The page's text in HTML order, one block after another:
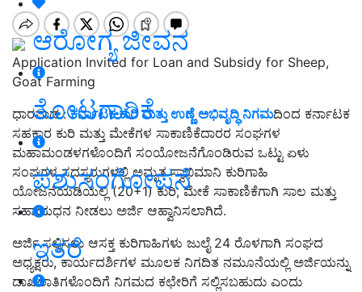
ಆರೋಗ್ಯ ಜೀವನ
ತೋಟಗಾರಿಕೆ
ಪಶುಸಂಗೋಪನೆ
ಇತರೆ
Application Invited for Loan and Subsidy for Sheep,
Goat Farming
ಧಾರವಾಡ :ಕರ್ನಾಟಕ ಕುರಿ ಮತ್ತು ಉಣ್ಣೆ ಅಭಿವೃದ್ಧಿ ನಿಗಮದಿಂದ ಕರ್ನಾಟಕ
ಸಹಕಾರ ಕುರಿ ಮತ್ತು ಮೇಕೆಗಳ ಸಾಕಾಣಿಕೆದಾರರ ಸಂಘಗಳ
ಮಹಾಮಂಡಳಗಳೊಂದಿಗೆ ಸಂಯೋಜನೆಗೊಂಡಿರುವ ಒಟ್ಟು ಏಳು
ಸಂಘಗಳ ಸದಸ್ಯರುಗಳಲ್ಲಿ ಅಮೃತ ಸ್ವಾಭಿಮಾನಿ ಕುರಿಗಾಹಿ
ಯೋಜನೆಯಡಿಯಲ್ಲಿ (20+1) ಕುರಿ, ಮೇಕೆ ಸಾಕಾಣಿಕೆಗಾಗಿ ಸಾಲ ಮತ್ತು
ಸಹಾಯಧನ ನೀಡಲು ಅರ್ಜಿ ಆಹ್ವಾನಿಸಲಾಗಿದೆ.
ಅರ್ಜಿ ಸಲ್ಲಿಸಲು ಆಸಕ್ತ ಕುರಿಗಾಹಿಗಳು ಜುಲೈ 24 ರೊಳಗಾಗಿ ಸಂಘದ
ಅಧ್ಯಕ್ಷರು, ಕಾರ್ಯದರ್ಶಿಗಳ ಮೂಲಕ ನಿಗದಿತ ನಮೂನೆಯಲ್ಲಿ ಅರ್ಜಿಯನ್ನು
ದಾಖಲಾತಿಗಳೊಂದಿಗೆ ನಿಗಮದ ಕಛೇರಿಗೆ ಸಲ್ಲಿಸಬಹುದು ಎಂದು